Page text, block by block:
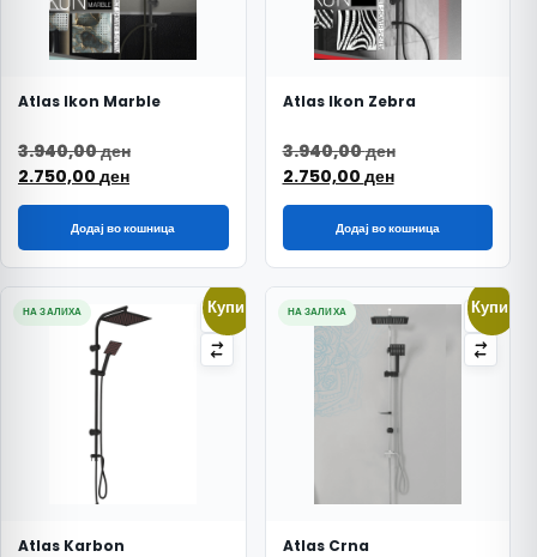
Atlas Ikon Marble
3.940,00денOriginal price was: 3.940,00 ден.
2.750,00 денCurrent price is: 2.750,00 ден.
Додај во кошница
Atlas Ikon Zebra
3.940,00денOriginal price
2.750,00 денCurrent price
Додај во кошница
НА ЗАЛИХА Купи!
Atlas Karbon
НА ЗАЛИХА Купи!
Atlas Crna